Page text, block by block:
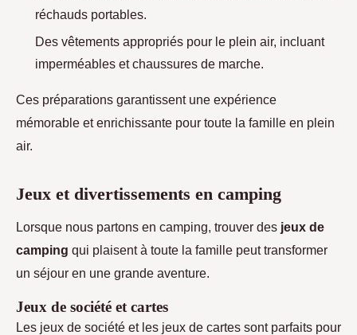
réchauds portables.
Des vêtements appropriés pour le plein air, incluant
imperméables et chaussures de marche.
Ces préparations garantissent une expérience
mémorable et enrichissante pour toute la famille en plein
air.
Jeux et divertissements en camping
Lorsque nous partons en camping, trouver des jeux de
camping qui plaisent à toute la famille peut transformer
un séjour en une grande aventure.
Jeux de société et cartes
Les jeux de société et les jeux de cartes sont parfaits pour